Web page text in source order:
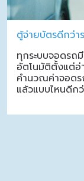
ตู้จ่ายบัตรดีกว่า
ทุกระบบจอดรถ
อัตโนมัติตั้งแต่อ่
คำนวณค่าจอดร
แล้วแบบไหนดีก